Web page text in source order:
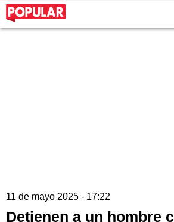
11 de mayo 2025 - 17:22
Detienen a un hombre